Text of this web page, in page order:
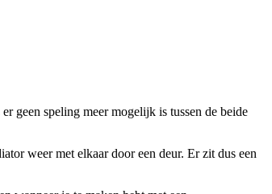
geen speling meer mogelijk is tussen de beide
weer met elkaar door een deur. Er zit dus een